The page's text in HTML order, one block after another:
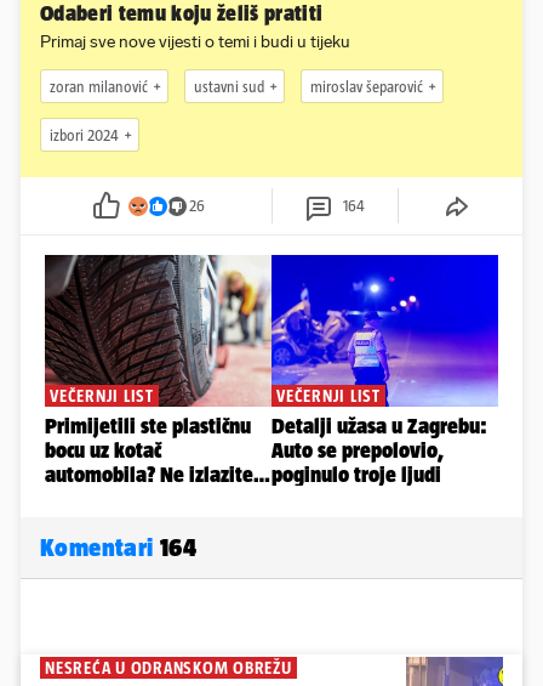
Odaberi temu koju želiš pratiti
Primaj sve nove vijesti o temi i budi u tijeku
zoran milanović ustavni sud miroslav šeparović
izbori 2024
26 164
Komentari 164
NESREĆA U ODRANSKOM OBREŽU